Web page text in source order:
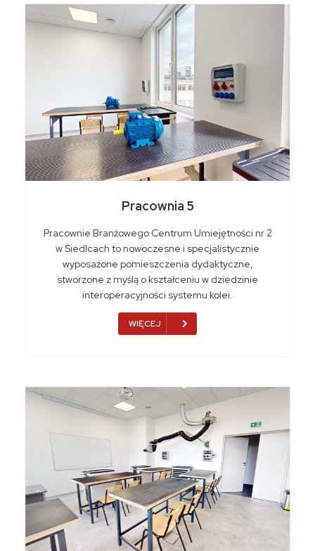
Pracownia 5
Pracownie Branżowego Centrum Umiejętności nr 2
w Siedlcach to nowoczesne i specjalistycznie
wyposażone pomieszczenia dydaktyczne,
stworzone z myślą o kształceniu w dziedzinie
interoperacyjności systemu kolei.
WIĘCEJ